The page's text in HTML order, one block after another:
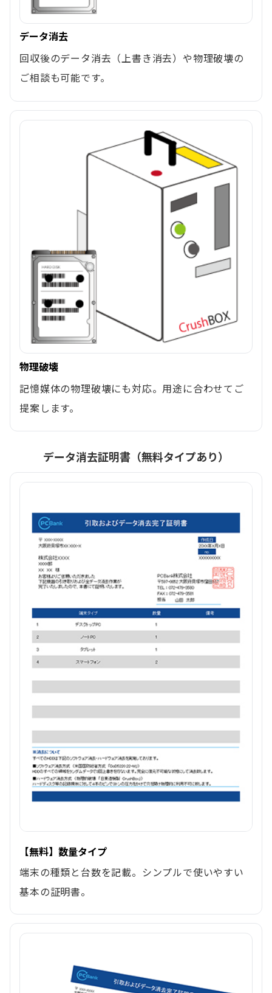
データ消去
回収後のデータ消去（上書き消去）や物理破壊の
ご相談も可能です。
物理破壊
記憶媒体の物理破壊にも対応。用途に合わせてご
提案します。
データ消去証明書（無料タイプあり）
【無料】数量タイプ
端末の種類と台数を記載。シンプルで使いやすい
基本の証明書。